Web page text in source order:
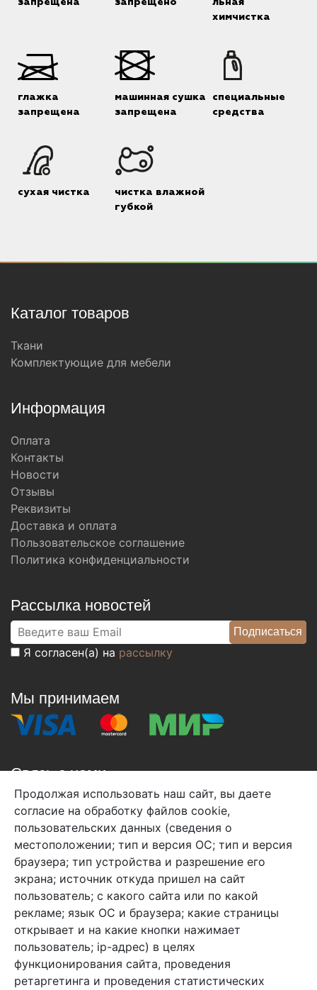
запрещена
запрещено
льная
химчистка
глажка
запрещена
машинная сушка
запрещена
специальные
средства
сухая чистка
чистка влажной
губкой
Каталог товаров
Ткани
Комплектующие для мебели
Информация
Оплата
Контакты
Новости
Отзывы
Реквизиты
Доставка и оплата
Пользовательское соглашение
Политика конфиденциальности
Рассылка новостей
Я согласен(а) на рассылку
Мы принимаем
Связь с нами
+7 (495) 933-38-08
info@arben-textile.ru- оптовые продажи
Арбен текстиль г. Щелково, пер.
1-й Советский д.25, владение 2.
Мы в соц. сетях
Продолжая использовать наш сайт, вы даете
согласие на обработку файлов cookie,
пользовательских данных (сведения о
местоположении; тип и версия ОС; тип и версия
браузера; тип устройства и разрешение его
экрана; источник откуда пришел на сайт
пользователь; с какого сайта или по какой
рекламе; язык ОС и браузера; какие страницы
открывает и на какие кнопки нажимает
пользователь; ip-адрес) в целях
функционирования сайта, проведения
ретаргетинга и проведения статистических